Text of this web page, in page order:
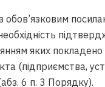
обов’язковим
яких
(підприємства,
6 п. 3 Порядку).